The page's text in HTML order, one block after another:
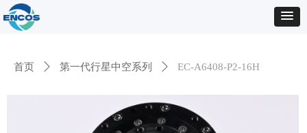
首页 ꄲ 第一代行星中空系列 ꄲ EC-A6408-P2-16H